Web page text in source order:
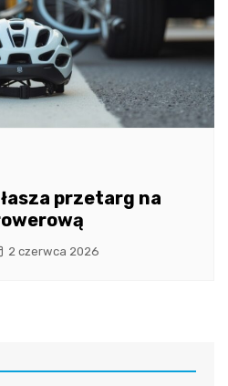
przetarg na
2 czerwca 2026